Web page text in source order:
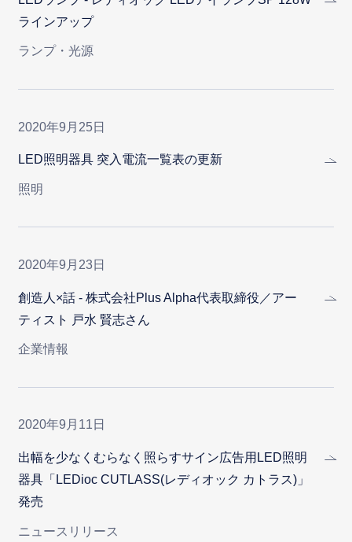
ラインアップ
ランプ・光源
2020年9月25日
LED照明器具 突入電流一覧表の更新
照明
2020年9月23日
創造人×話 - 株式会社Plus Alpha代表取締役／アー
ティスト 戸水 賢志さん
企業情報
2020年9月11日
出幅を少なくむらなく照らすサイン広告用LED照明
器具「LEDioc CUTLASS(レディオック カトラス)」
発売
ニュースリリース